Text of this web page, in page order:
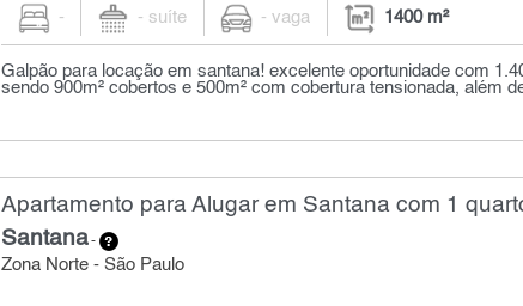
- - suíte - vaga 1400 m²
Galpão para locação em santana! excelente oportunidade com
sendo 900m² cobertos e 500m² com cobertura tensionada, além
Apartamento para Alugar em Santana com 1
Santana-
Zona Norte - São Paulo